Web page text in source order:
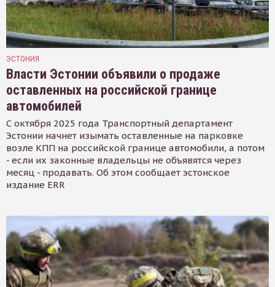
ЭСТОНИЯ
Власти Эстонии объявили о продаже
оставленных на российской границе
автомобилей
С октября 2025 года Транспортный департамент
Эстонии начнет изымать оставленные на парковке
возле КПП на российской границе автомобили, а потом
- если их законные владельцы не объявятся через
месяц - продавать. Об этом сообщает эстонское
издание ERR